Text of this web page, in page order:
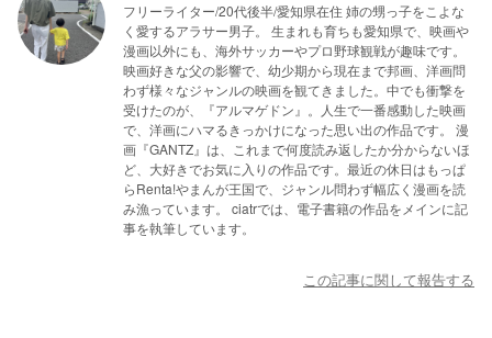
フリーライター/20代後半/愛知県在住 姉の甥っ子をこよな
く愛するアラサー男子。 生まれも育ちも愛知県で、映画や
漫画以外にも、海外サッカーやプロ野球観戦が趣味です。
映画好きな父の影響で、幼少期から現在まで邦画、洋画問
わず様々なジャンルの映画を観てきました。中でも衝撃を
受けたのが、『アルマゲドン』。人生で一番感動した映画
で、洋画にハマるきっかけになった思い出の作品です。 漫
画『GANTZ』は、これまで何度読み返したか分からないほ
ど、大好きでお気に入りの作品です。最近の休日はもっぱ
らRenta!やまんが王国で、ジャンル問わず幅広く漫画を読
み漁っています。 ciatrでは、電子書籍の作品をメインに記
事を執筆しています。
この記事に関して報告する